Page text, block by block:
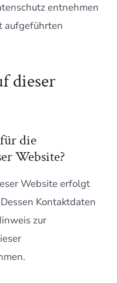
entnehmen
aufgeführten
dieser
die
Website?
Website erfolgt
Kontaktdaten
zur